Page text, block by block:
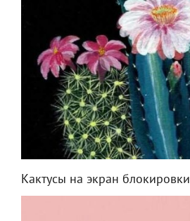
Кактусы на экран блокировки